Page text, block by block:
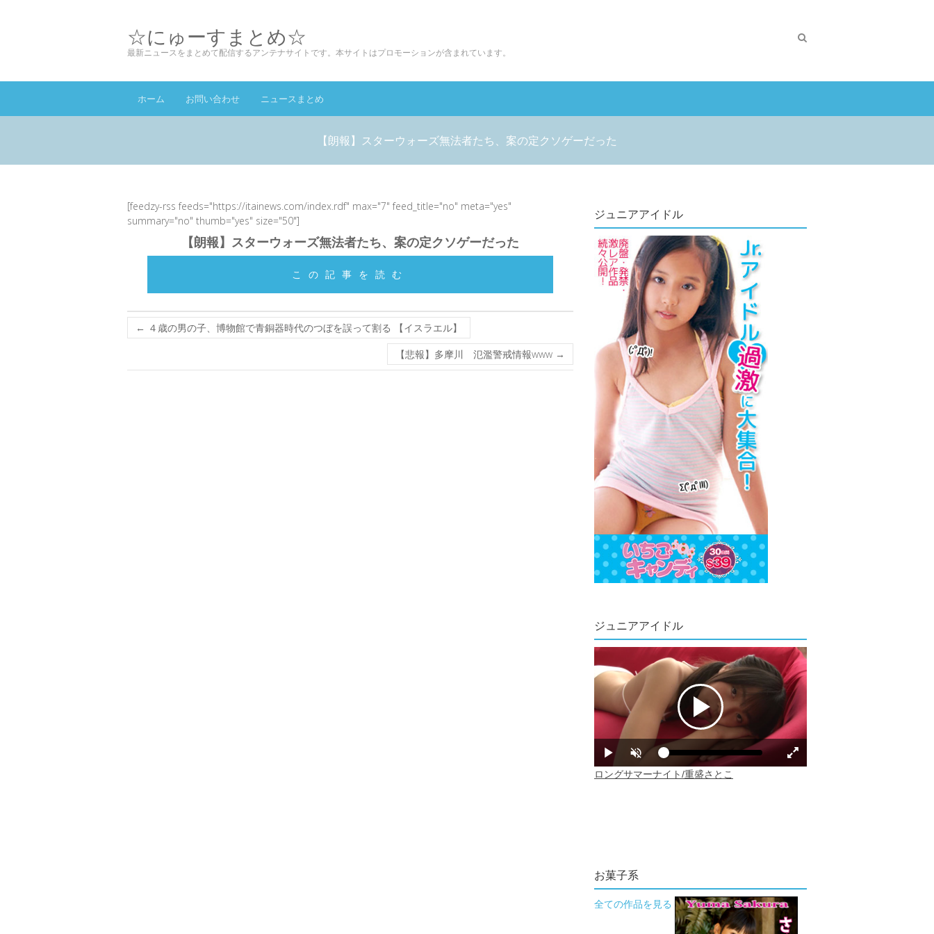
☆にゅーすまとめ☆
最新ニュースをまとめて配信するアンテナサイトです。本サイトはプロモーションが含まれています。
ホーム お問い合わせ ニュースまとめ
【朗報】スターウォーズ無法者たち、案の定クソゲーだった
[feedzy-rss feeds="https://itainews.com/index.rdf" max="7" feed_title="no" meta="yes"
summary="no" thumb="yes" size="50"]
【朗報】スターウォーズ無法者たち、案の定クソゲーだった
この記事を読む
← ４歳の男の子、博物館で青銅器時代のつぼを誤って割る 【イスラエル】
【悲報】多摩川 氾濫警戒情報www →
ジュニアアイドル
ジュニアアイドル
お菓子系
全ての作品を見る